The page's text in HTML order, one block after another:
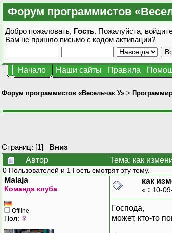
Форум программистов
Добро пожаловать, Гость. Пожалуйста, войдите
Вам не пришло письмо с кодом активации?
Начало Наши сайты Правила
Форум программистов «Весельчак У» >
Страниц: [1] Вниз
Автор
Тема: как
0 Пользователей и 1 Гость смотрят эту тему.
Malaja
Команда клуба
Offline
Пол:
как
« : 10-
Господа,
может, кто-то